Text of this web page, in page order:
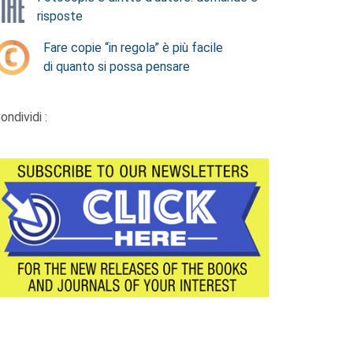
risposte
Fare copie “in regola” è più facile
di quanto si possa pensare
: